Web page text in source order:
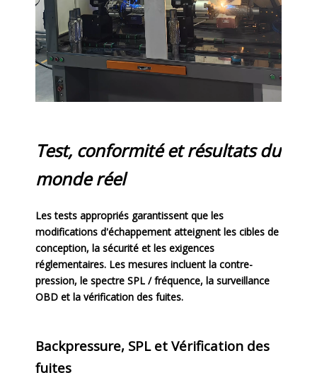
Test, conformité et résultats du
monde réel
Les tests appropriés garantissent que les
modifications d'échappement atteignent les cibles de
conception, la sécurité et les exigences
réglementaires. Les mesures incluent la contre-
pression, le spectre SPL / fréquence, la surveillance
OBD et la vérification des fuites.
Backpressure, SPL et Vérification des
fuites